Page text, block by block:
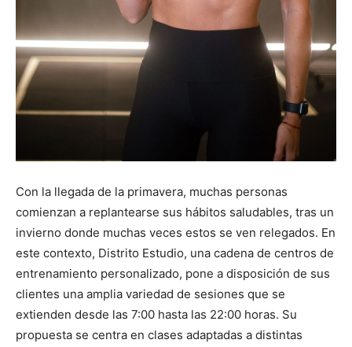
Con la llegada de la primavera, muchas personas
comienzan a replantearse sus hábitos saludables, tras un
invierno donde muchas veces estos se ven relegados. En
este contexto, Distrito Estudio, una cadena de centros de
entrenamiento personalizado, pone a disposición de sus
clientes una amplia variedad de sesiones que se
extienden desde las 7:00 hasta las 22:00 horas. Su
propuesta se centra en clases adaptadas a distintas